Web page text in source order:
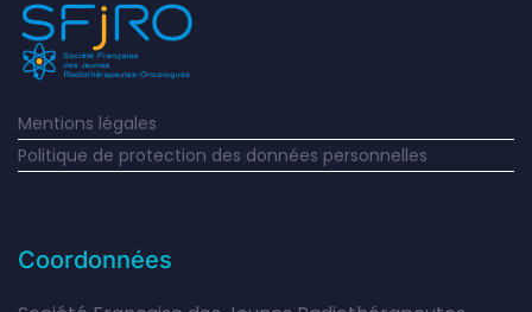
Mentions légales
Politique de protection des données personnelles
Coordonnées